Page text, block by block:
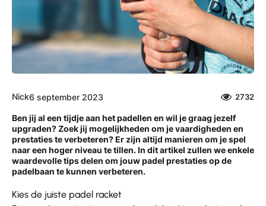
Nick6 september 2023 2732
Ben jij al een tijdje aan het padellen en wil je graag jezelf
upgraden? Zoek jij mogelijkheden om je vaardigheden en
prestaties te verbeteren? Er zijn altijd manieren om je spel
naar een hoger niveau te tillen. In dit artikel zullen we enkele
waardevolle tips delen om jouw padel prestaties op de
padelbaan te kunnen verbeteren.
Kies de juiste padel racket